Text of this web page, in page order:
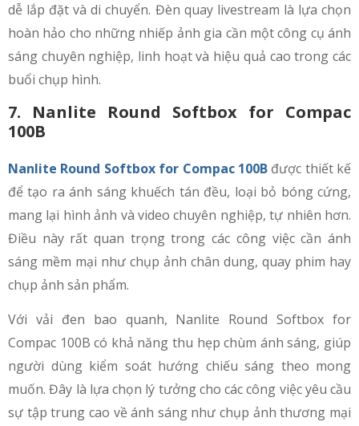
dễ lắp đặt và di chuyển. Đèn quay livestream là lựa chọn
hoàn hảo cho những nhiếp ảnh gia cần một công cụ ánh
sáng chuyên nghiệp, linh hoạt và hiệu quả cao trong các
buổi chụp hình.
7. Nanlite Round Softbox for Compac
100B
Nanlite Round Softbox for Compac 100Bđược thiết kế
để tạo ra ánh sáng khuếch tán đều, loại bỏ bóng cứng,
mang lại hình ảnh và video chuyên nghiệp, tự nhiên hơn.
Điều này rất quan trọng trong các công việc cần ánh
sáng mềm mại như chụp ảnh chân dung, quay phim hay
chụp ảnh sản phẩm.
Với vải đen bao quanh, Nanlite Round Softbox for
Compac 100B có khả năng thu hẹp chùm ánh sáng, giúp
người dùng kiểm soát hướng chiếu sáng theo mong
muốn. Đây là lựa chọn lý tưởng cho các công việc yêu cầu
sự tập trung cao về ánh sáng như chụp ảnh thương mại